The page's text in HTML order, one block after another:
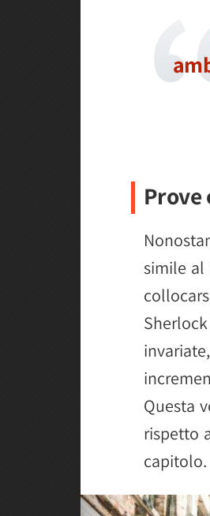
Prove
simile al
Questa
rispetto
capitolo.